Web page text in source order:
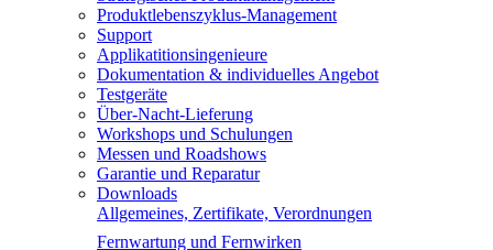
Produktlebenszyklus-Management
Support
Applikatitionsingenieure
Dokumentation & individuelles Angebot
Testgeräte
Über-Nacht-Lieferung
Workshops und Schulungen
Messen und Roadshows
Garantie und Reparatur
Downloads
Allgemeines, Zertifikate, Verordnungen
Fernwartung und Fernwirken